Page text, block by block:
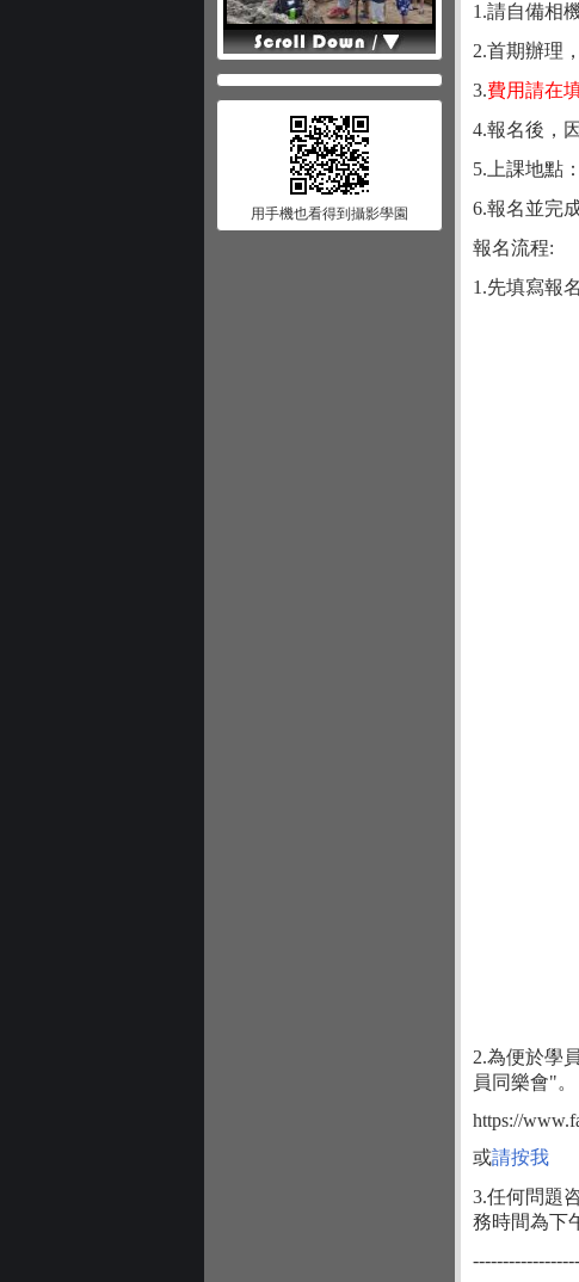
用手機也看得到攝影學園
1.請自備相機
2.首期辦理
3.費用請在
4.報名後，
5.上課地點
6.報名並完
報名流程:
1.先填寫報
2.為便於學
員同樂會"。
https://
或請按我
3.任何問題
務時間為下